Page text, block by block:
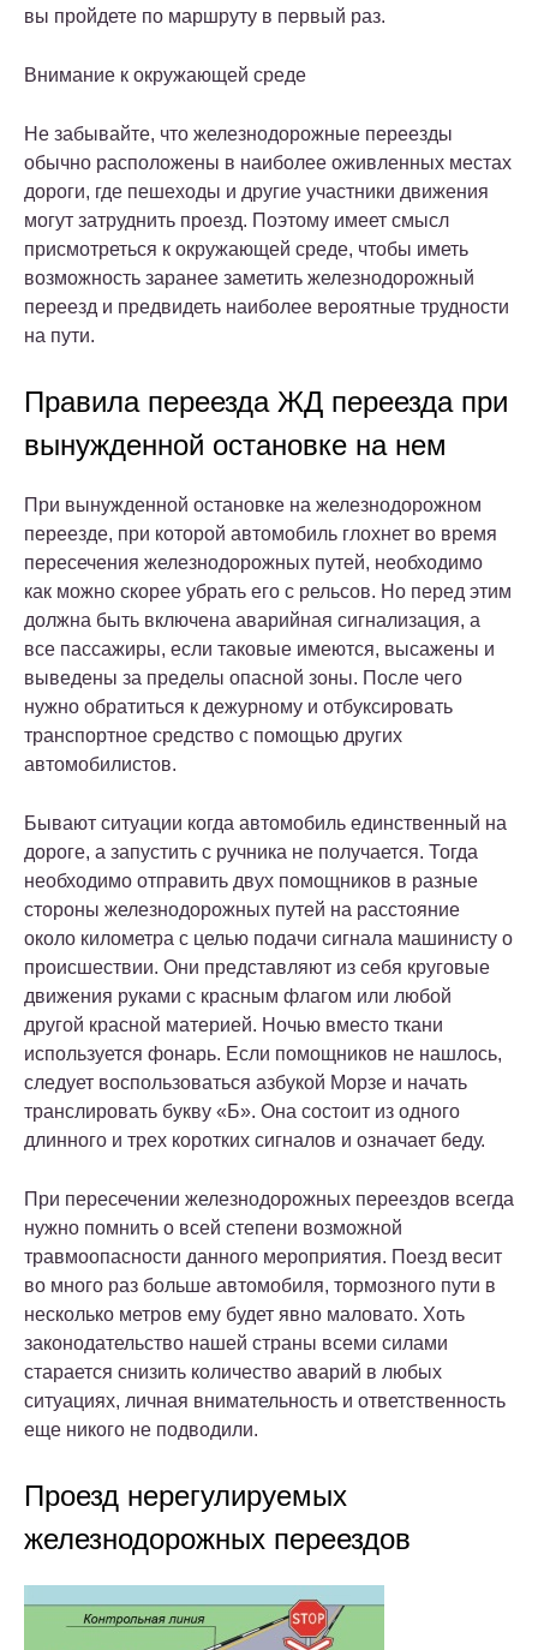
вы пройдете по маршруту в первый раз.
Внимание к окружающей среде
Не забывайте, что железнодорожные переезды
обычно расположены в наиболее оживленных местах
дороги, где пешеходы и другие участники движения
могут затруднить проезд. Поэтому имеет смысл
присмотреться к окружающей среде, чтобы иметь
возможность заранее заметить железнодорожный
переезд и предвидеть наиболее вероятные трудности
на пути.
Правила переезда ЖД переезда при
вынужденной остановке на нем
При вынужденной остановке на железнодорожном
переезде, при которой автомобиль глохнет во время
пересечения железнодорожных путей, необходимо
как можно скорее убрать его с рельсов. Но перед этим
должна быть включена аварийная сигнализация, а
все пассажиры, если таковые имеются, высажены и
выведены за пределы опасной зоны. После чего
нужно обратиться к дежурному и отбуксировать
транспортное средство с помощью других
автомобилистов.
Бывают ситуации когда автомобиль единственный на
дороге, а запустить с ручника не получается. Тогда
необходимо отправить двух помощников в разные
стороны железнодорожных путей на расстояние
около километра с целью подачи сигнала машинисту о
происшествии. Они представляют из себя круговые
движения руками с красным флагом или любой
другой красной материей. Ночью вместо ткани
используется фонарь. Если помощников не нашлось,
следует воспользоваться азбукой Морзе и начать
транслировать букву «Б». Она состоит из одного
длинного и трех коротких сигналов и означает беду.
При пересечении железнодорожных переездов всегда
нужно помнить о всей степени возможной
травмоопасности данного мероприятия. Поезд весит
во много раз больше автомобиля, тормозного пути в
несколько метров ему будет явно маловато. Хоть
законодательство нашей страны всеми силами
старается снизить количество аварий в любых
ситуациях, личная внимательность и ответственность
еще никого не подводили.
Проезд нерегулируемых
железнодорожных переездов